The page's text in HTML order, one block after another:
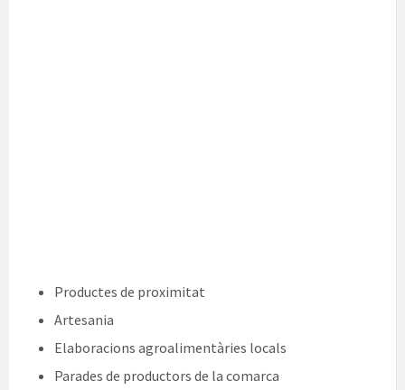
Productes de proximitat
Artesania
Elaboracions agroalimentàries locals
Parades de productors de la comarca